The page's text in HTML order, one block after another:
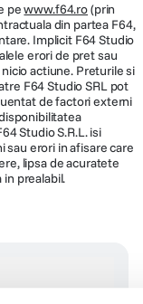
pewww.f64.ro(prin
din partea F64,
Implicit F64 Studio
erori de pret sau
actiune. Preturile si
F64 Studio SRL pot
de factori externi
Studio S.R.L. isi
erori in afisare care
lipsa de acuratete
prealabil.